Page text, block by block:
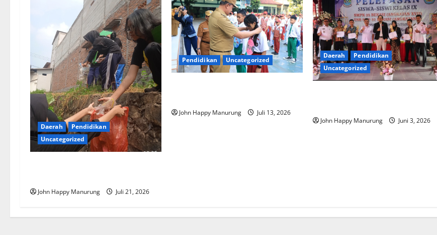
Daerah
Pendidikan
Uncategorized
John Happy Manurung Juli 21, 2026
Pendidikan Uncategorized
John Happy Manurung Juli 13, 2026
Daerah
Pendidikan
Uncategorized
John Happy Manurung Juni 3, 2026